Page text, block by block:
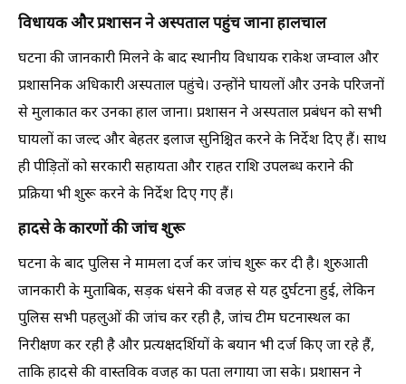
विधायक और प्रशासन ने अस्पताल पहुंच जाना हालचाल
घटना की जानकारी मिलने के बाद स्थानीय विधायक राकेश जम्वाल और
प्रशासनिक अधिकारी अस्पताल पहुंचे। उन्होंने घायलों और उनके परिजनों
से मुलाकात कर उनका हाल जाना। प्रशासन ने अस्पताल प्रबंधन को सभी
घायलों का जल्द और बेहतर इलाज सुनिश्चित करने के निर्देश दिए हैं। साथ
ही पीड़ितों को सरकारी सहायता और राहत राशि उपलब्ध कराने की
प्रक्रिया भी शुरू करने के निर्देश दिए गए हैं।
हादसे के कारणों की जांच शुरू
घटना के बाद पुलिस ने मामला दर्ज कर जांच शुरू कर दी है। शुरुआती
जानकारी के मुताबिक, सड़क धंसने की वजह से यह दुर्घटना हुई, लेकिन
पुलिस सभी पहलुओं की जांच कर रही है, जांच टीम घटनास्थल का
निरीक्षण कर रही है और प्रत्यक्षदर्शियों के बयान भी दर्ज किए जा रहे हैं,
ताकि हादसे की वास्तविक वजह का पता लगाया जा सके। प्रशासन ने